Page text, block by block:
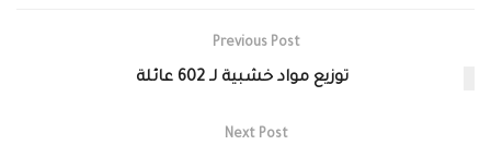
Previous Post
توزيع مواد خشبية لـ 602 عائلة
Next Post